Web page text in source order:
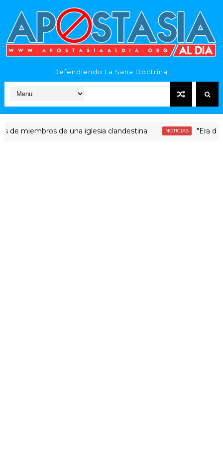
Defendiendo La Sana Doctrina.
de una iglesia clandestina NOTICIAS "Era dinero